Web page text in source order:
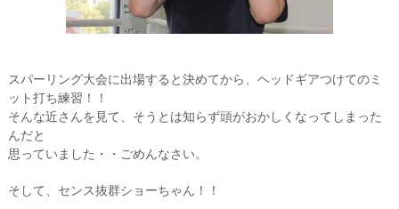
スパーリング大会に出場すると決めてから、ヘッドギアつけてのミ
ット打ち練習！！
そんな近さんを見て、そうとは知らず頭がおかしくなってしまった
んだと
思っていました・・ごめんなさい。
そして、センス抜群ショーちゃん！！